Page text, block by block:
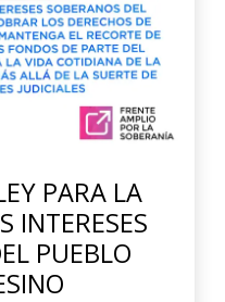
PARA LA
INTERESES
PUEBLO